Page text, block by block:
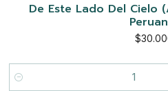
De Este Lado Del Cielo
Cantidad